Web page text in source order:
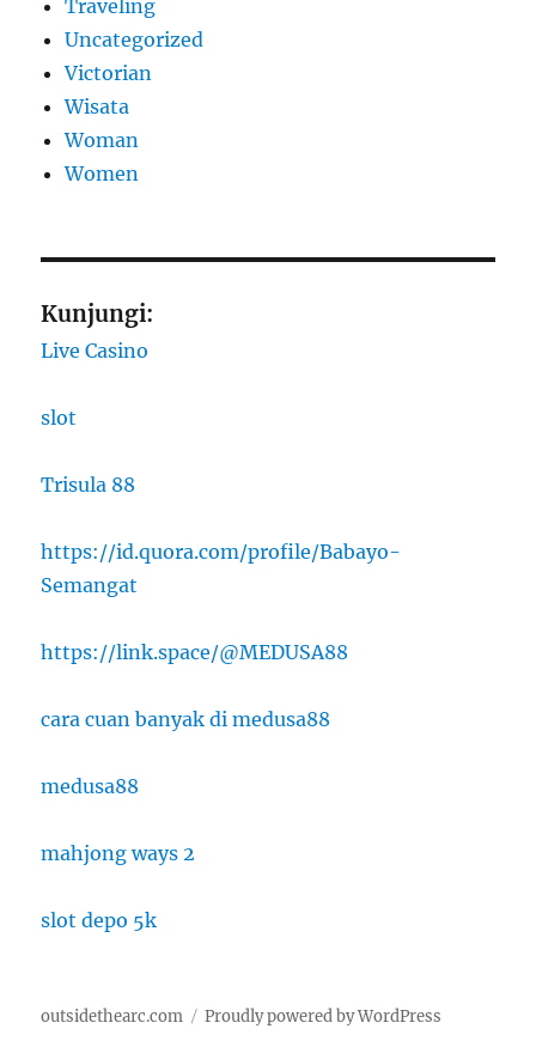
Traveling
Uncategorized
Victorian
Wisata
Woman
Women
Kunjungi:
Live Casino
slot
Trisula 88
https://id.quora.com/profile/Babayo-
Semangat
https://link.space/@MEDUSA88
cara cuan banyak di medusa88
medusa88
mahjong ways 2
slot depo 5k
outsidethearc.com Proudly powered by WordPress